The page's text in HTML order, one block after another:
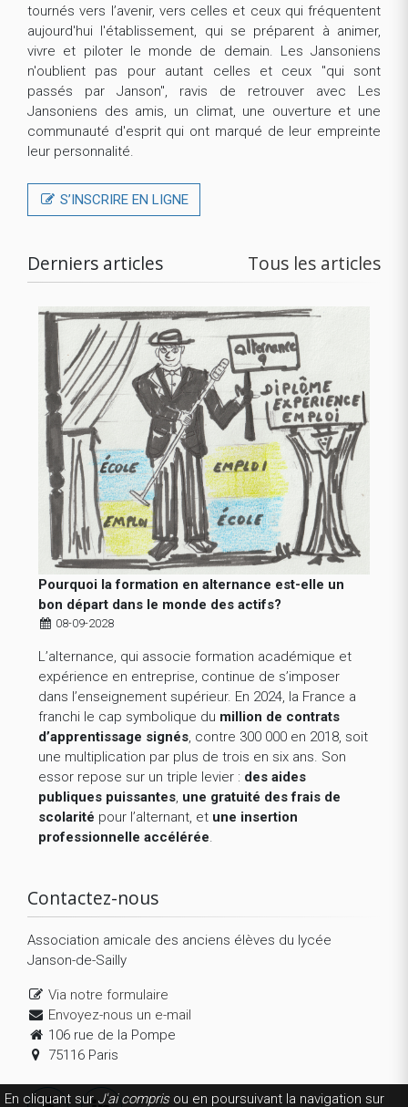
En cliquant sur J'ai comprisou en poursuivant la navigation sur
tournés vers l’avenir, vers celles et ceux qui fréquentent
aujourd'hui l'établissement, qui se préparent à animer,
vivre et piloter le monde de demain. Les Jansoniens
n'oublient pas pour autant celles et ceux "qui sont
passés par Janson", ravis de retrouver avec Les
Jansoniens des amis, un climat, une ouverture et une
communauté d'esprit qui ont marqué de leur empreinte
leur personnalité.
S’INSCRIRE EN LIGNE
Derniers articles Tous les articles
Pourquoi la formation en alternance est-elle un
bon départ dans le monde des actifs?
08-09-2028
L’alternance, qui associe formation académique et
expérience en entreprise, continue de s’imposer
dans l’enseignement supérieur. En 2024, la France a
franchi le cap symbolique du million de contrats
d’apprentissage signés, contre 300 000 en 2018, soit
une multiplication par plus de trois en six ans. Son
essor repose sur un triple levier : des aides
publiques puissantes, une gratuité des frais de
scolarité pour l’alternant, et une insertion
professionnelle accélérée.
Contactez-nous
Association amicale des anciens élèves du lycée
Janson-de-Sailly
Via notre formulaire
Envoyez-nous un e-mail
106 rue de la Pompe
75116 Paris